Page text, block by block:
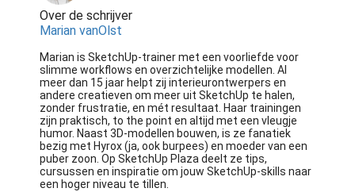
Over de schrijver
Marian vanOlst
Marian is SketchUp-trainer met een voorliefde voor
slimme workflows en overzichtelijke modellen. Al
meer dan 15 jaar helpt zij interieurontwerpers en
andere creatieven om meer uit SketchUp te halen,
zonder frustratie, en mét resultaat. Haar trainingen
zijn praktisch, to the point en altijd met een vleugje
humor. Naast 3D-modellen bouwen, is ze fanatiek
bezig met Hyrox (ja, ook burpees) en moeder van een
puber zoon. Op SketchUp Plaza deelt ze tips,
cursussen en inspiratie om jouw SketchUp-skills naar
een hoger niveau te tillen.